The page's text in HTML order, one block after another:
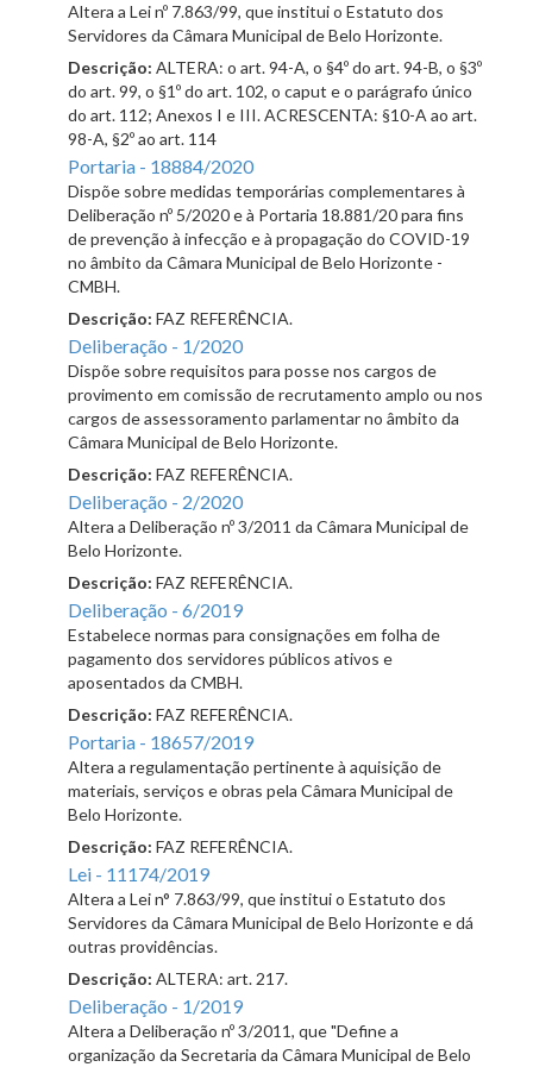
Altera a Lei nº 7.863/99, que institui o Estatuto dos
Servidores da Câmara Municipal de Belo Horizonte.
Descrição: ALTERA: o art. 94-A, o §4º do art. 94-B, o §3º
do art. 99, o §1º do art. 102, o caput e o parágrafo único
do art. 112; Anexos I e III. ACRESCENTA: §10-A ao art.
98-A, §2º ao art. 114
Portaria - 18884/2020
Dispõe sobre medidas temporárias complementares à
Deliberação nº 5/2020 e à Portaria 18.881/20 para fins
de prevenção à infecção e à propagação do COVID-19
no âmbito da Câmara Municipal de Belo Horizonte -
CMBH.
Descrição: FAZ REFERÊNCIA.
Deliberação - 1/2020
Dispõe sobre requisitos para posse nos cargos de
provimento em comissão de recrutamento amplo ou nos
cargos de assessoramento parlamentar no âmbito da
Câmara Municipal de Belo Horizonte.
Descrição: FAZ REFERÊNCIA.
Deliberação - 2/2020
Altera a Deliberação nº 3/2011 da Câmara Municipal de
Belo Horizonte.
Descrição: FAZ REFERÊNCIA.
Deliberação - 6/2019
Estabelece normas para consignações em folha de
pagamento dos servidores públicos ativos e
aposentados da CMBH.
Descrição: FAZ REFERÊNCIA.
Portaria - 18657/2019
Altera a regulamentação pertinente à aquisição de
materiais, serviços e obras pela Câmara Municipal de
Belo Horizonte.
Descrição: FAZ REFERÊNCIA.
Lei - 11174/2019
Altera a Lei n° 7.863/99, que institui o Estatuto dos
Servidores da Câmara Municipal de Belo Horizonte e dá
outras providências.
Descrição: ALTERA: art. 217.
Deliberação - 1/2019
Altera a Deliberação nº 3/2011, que "Define a
organização da Secretaria da Câmara Municipal de Belo